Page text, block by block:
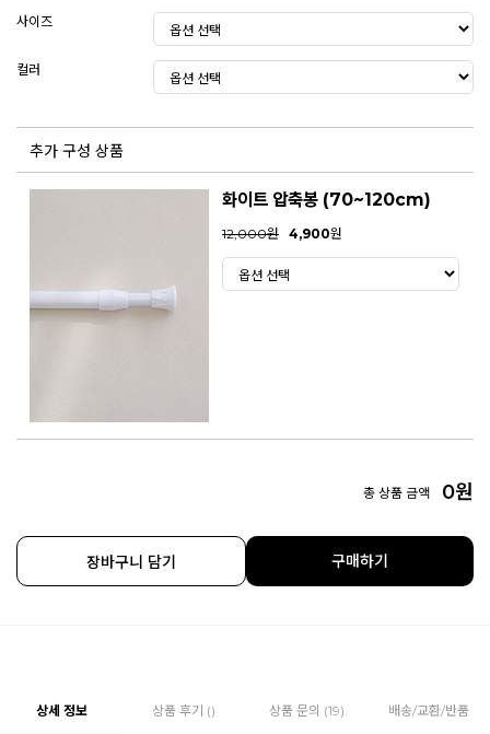
사이즈
컬러
추가 구성 상품
화이트 압축봉 (70~120cm)
12,000원 4,900원
총 상품 금액 0원
장바구니 담기 구매하기
상세 정보 상품 후기 () 상품 문의 (19) 배송/교환/반품